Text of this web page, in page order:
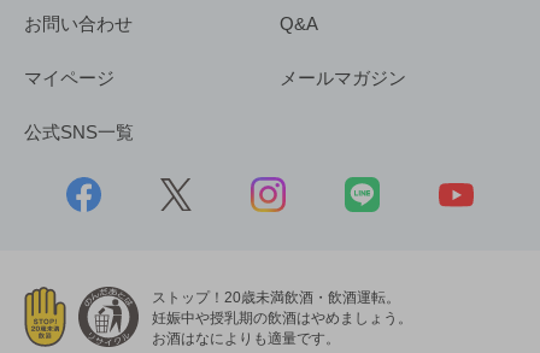
お問い合わせ Q&A
マイページ メールマガジン
公式SNS一覧
ストップ！20歳未満飲酒・飲酒運転。
妊娠中や授乳期の飲酒はやめましょう。
お酒はなによりも適量です。